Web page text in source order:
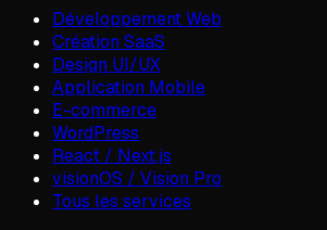
Développement Web
Création SaaS
Design UI/UX
Application Mobile
E-commerce
WordPress
React / Next.js
visionOS / Vision Pro
Tous les services